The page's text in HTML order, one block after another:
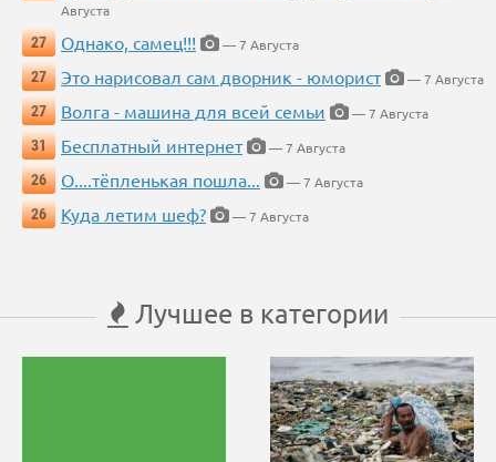
Августа
27
Однако, самец!!!
— 7 Августа
27
Это нарисовал сам дворник - юморист
— 7 Августа
27
Волга - машина для всей семьи
— 7 Августа
31
Бесплатный интернет
— 7 Августа
26
О....тёпленькая пошла...
— 7 Августа
26
Куда летим шеф? — 7 Августа
Лучшее в категории